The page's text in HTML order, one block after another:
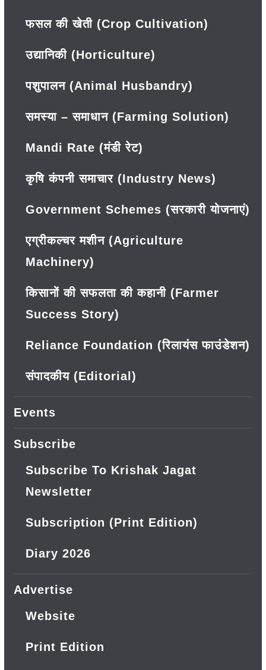
फसल की खेती (Crop Cultivation)
उद्यानिकी (Horticulture)
पशुपालन (Animal Husbandry)
समस्या – समाधान (Farming Solution)
Mandi Rate (मंडी रेट)
कृषि कंपनी समाचार (Industry News)
Government Schemes (सरकारी योजनाएं)
एग्रीकल्चर मशीन (Agriculture
Machinery)
किसानों की सफलता की कहानी (Farmer
Success Story)
Reliance Foundation (रिलायंस फाउंडेशन)
संपादकीय (Editorial)
Events
Subscribe
Subscribe To Krishak Jagat
Newsletter
Subscription (Print Edition)
Diary 2026
Advertise
Website
Print Edition